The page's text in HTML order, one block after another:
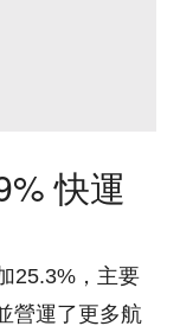
快運
25.3%，主要
營運了更多航